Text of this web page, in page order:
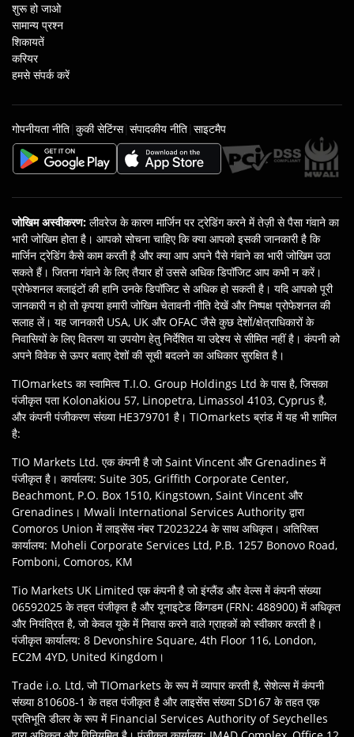
शुरू हो जाओ
सामान्य प्रश्न
शिकायतें
करियर
हमसे संपर्क करें
गोपनीयता नीति| कुकी सेटिंग्स| संपादकीय नीति| साइटमैप
जोखिम अस्वीकरण: लीवरेज के कारण मार्जिन पर ट्रेडिंग करने में तेज़ी से पैसा गंवाने का
भारी जोखिम होता है। आपको सोचना चाहिए कि क्‍या आपको इसकी जानकारी है कि
मार्जिन ट्रेडिंग कैसे काम करती है और क्या आप अपने पैसे गंवाने का भारी जोखिम उठा
सकते हैं। जितना गंवाने के लिए तैयार हों उससे अधिक डिपॉजिट आप कभी न करें।
प्रोफेशनल क्लाइंटों की हानि उनके डिपॉजिट से अधिक हो सकती है। यदि आपको पूरी
जानकारी न हो तो कृपया हमारी जोखिम चेतावनी नीति देखें और निष्‍पक्ष प्रोफेशनल की
सलाह लें। यह जानकारी USA, UK और OFAC जैसे कुछ देशों/क्षेत्राधिकारों के
निवासियों के लिए वितरण या उपयोग हेतु निर्देशित या उद्देश्‍य से सीमित नहीं है। कंपनी को
अपने विवेक से ऊपर बताए देशों की सूची बदलने का अधिकार सुरक्षित है।
TIOmarkets का स्वामित्व T.I.O. Group Holdings Ltd के पास है, जिसका
पंजीकृत पता Kolonakiou 57, Linopetra, Limassol 4103, Cyprus है,
और कंपनी पंजीकरण संख्या HE379701 है। TIOmarkets ब्रांड में यह भी शामिल
है:
TIO Markets Ltd. एक कंपनी है जो Saint Vincent और Grenadines में
पंजीकृत है। कार्यालय: Suite 305, Griffith Corporate Center,
Beachmont, P.O. Box 1510, Kingstown, Saint Vincent और
Grenadines। Mwali International Services Authority द्वारा
Comoros Union में लाइसेंस नंबर T2023224 के साथ अधिकृत। अतिरिक्त
कार्यालय: Moheli Corporate Services Ltd, P.B. 1257 Bonovo Road,
Fomboni, Comoros, KM
Tio Markets UK Limited एक कंपनी है जो इंग्लैंड और वेल्स में कंपनी संख्या
06592025 के तहत पंजीकृत है और यूनाइटेड किंगडम (FRN: 488900) में अधिकृत
और नियंत्रित है, जो केवल यूके में निवास करने वाले ग्राहकों को स्वीकार करती है।
पंजीकृत कार्यालय: 8 Devonshire Square, 4th Floor 116, London,
EC2M 4YD, United Kingdom।
Trade i.o. Ltd, जो TIOmarkets के रूप में व्यापार करती है, सेशेल्स में कंपनी
संख्या 810608-1 के तहत पंजीकृत है और लाइसेंस संख्या SD167 के तहत एक
प्रतिभूति डीलर के रूप में Financial Services Authority of Seychelles